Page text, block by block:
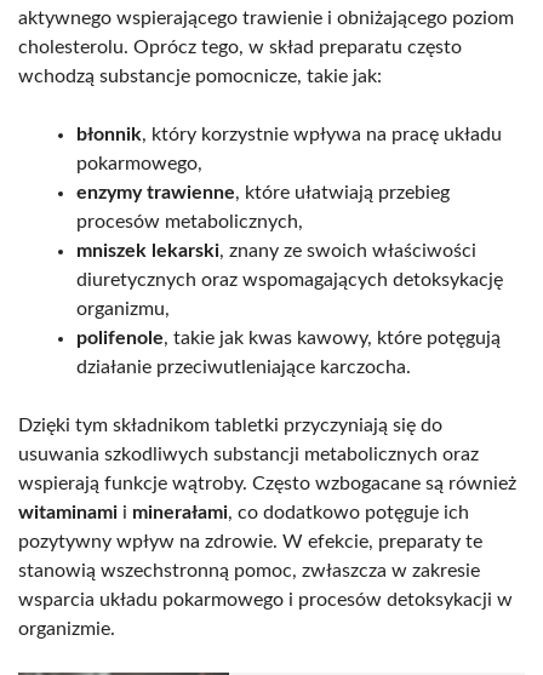
aktywnego wspierającego trawienie i obniżającego poziom
cholesterolu. Oprócz tego, w skład preparatu często
wchodzą substancje pomocnicze, takie jak:
błonnik, który korzystnie wpływa na pracę układu
pokarmowego,
enzymy trawienne, które ułatwiają przebieg
procesów metabolicznych,
mniszek lekarski, znany ze swoich właściwości
diuretycznych oraz wspomagających detoksykację
organizmu,
polifenole, takie jak kwas kawowy, które potęgują
działanie przeciwutleniające karczocha.
Dzięki tym składnikom tabletki przyczyniają się do
usuwania szkodliwych substancji metabolicznych oraz
wspierają funkcje wątroby. Często wzbogacane są również
witaminami i minerałami, co dodatkowo potęguje ich
pozytywny wpływ na zdrowie. W efekcie, preparaty te
stanowią wszechstronną pomoc, zwłaszcza w zakresie
wsparcia układu pokarmowego i procesów detoksykacji w
organizmie.